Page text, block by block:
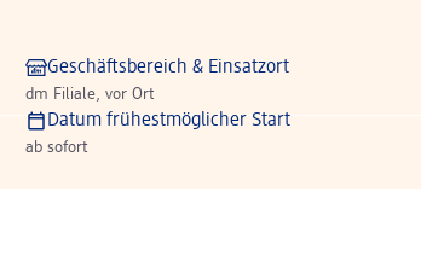
Geschäftsbereich & Einsatzort
dm Filiale, vor Ort
Datum frühestmöglicher Start
ab sofort